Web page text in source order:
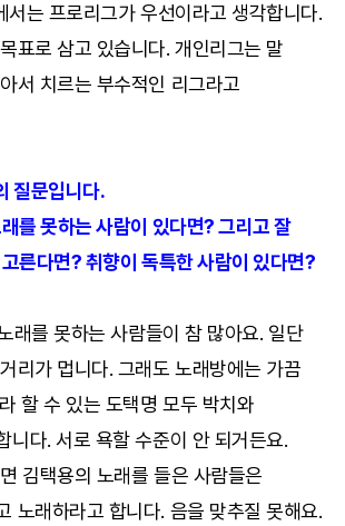
서는 프로리그가 우선이라고 생각합니다.
표로 삼고 있습니다. 개인리그는 말
서 치르는 부수적인 리그라고
질문입니다.
를 못하는 사람이 있다면? 그리고 잘
른다면? 취향이 독특한 사람이 있다면?
래를 못하는 사람들이 참 많아요. 일단
리가 멉니다. 그래도 노래방에는 가끔
할 수 있는 도택명 모두 박치와
니다. 서로 욕할 수준이 안 되거든요.
김택용의 노래를 들은 사람들은
노래하라고 합니다. 음을 맞추질 못해요.